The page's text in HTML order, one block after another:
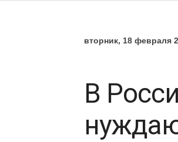
вторник, 18 февраля
В